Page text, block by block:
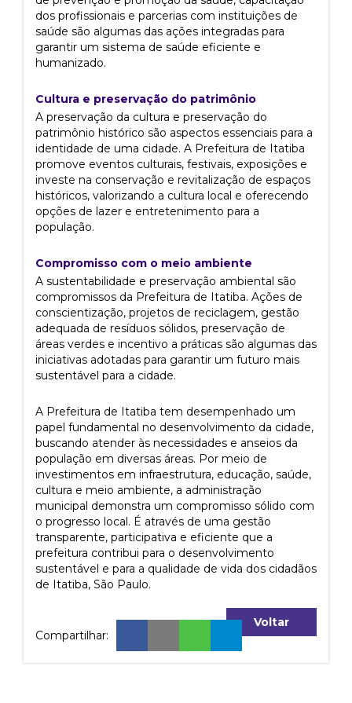
dos profissionais e parcerias com instituições de
saúde são algumas das ações integradas para
garantir um sistema de saúde eficiente e
humanizado.
Cultura e preservação do patrimônio
A preservação da cultura e preservação do
patrimônio histórico são aspectos essenciais para a
identidade de uma cidade. A Prefeitura de Itatiba
promove eventos culturais, festivais, exposições e
investe na conservação e revitalização de espaços
históricos, valorizando a cultura local e oferecendo
opções de lazer e entretenimento para a
população.
Compromisso com o meio ambiente
A sustentabilidade e preservação ambiental são
compromissos da Prefeitura de Itatiba. Ações de
conscientização, projetos de reciclagem, gestão
adequada de resíduos sólidos, preservação de
áreas verdes e incentivo a práticas são algumas das
iniciativas adotadas para garantir um futuro mais
sustentável para a cidade.
A Prefeitura de Itatiba tem desempenhado um
papel fundamental no desenvolvimento da cidade,
buscando atender às necessidades e anseios da
população em diversas áreas. Por meio de
investimentos em infraestrutura, educação, saúde,
cultura e meio ambiente, a administração
municipal demonstra um compromisso sólido com
o progresso local. É através de uma gestão
transparente, participativa e eficiente que a
prefeitura contribui para o desenvolvimento
sustentável e para a qualidade de vida dos cidadãos
de Itatiba, São Paulo.
Compartilhar:
Voltar